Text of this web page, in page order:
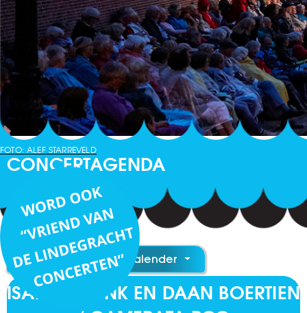
FOTO: ALEF STARREVELD
CONCERTAGENDA
Toevoegen aan Kalender
ISABEL PRONK EN DAAN BOERTIEN